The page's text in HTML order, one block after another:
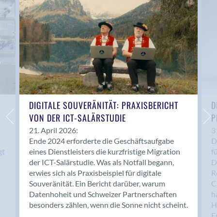
Anwil
Appenzell
Au SG
Baar
Baden
Balsthal
Balzers
Basel
Bassersdorf
Belp
Bendern
Benken (SG)
Bergdietikon
Berlin
Bern
Bern - Liebefeld
DIGITALE SOUVERÄNITÄT: PRAXISBERICHT
VON DER ICT-SALÄRSTUDIE
21. April 2026:
Ende 2024 erforderte die Geschäftsaufgabe
eines Dienstleisters die kurzfristige Migration
der ICT-Salärstudie. Was als Notfall begann,
erwies sich als Praxisbeispiel für digitale
Souveränität. Ein Bericht darüber, warum
Datenhoheit und Schweizer Partnerschaften
besonders zählen, wenn die Sonne nicht scheint.